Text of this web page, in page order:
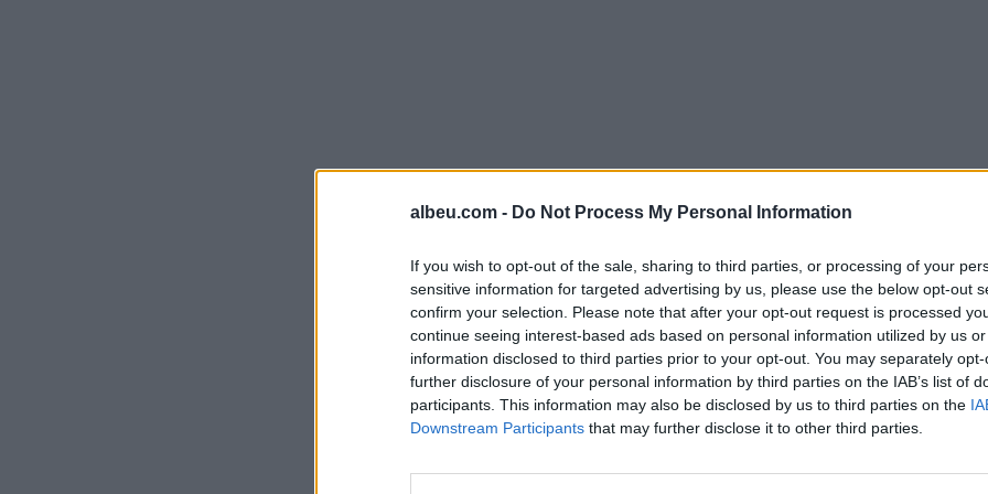
albeu.com - Do Not Process My Personal Information
If you wish to opt-out of the sale, sharing to third parties, or processing of your
sensitive information for targeted advertising by us, please use the below opt-out
confirm your selection. Please note that after your opt-out request is processed
continue seeing interest-based ads based on personal information utilized by us
information disclosed to third parties prior to your opt-out. You may separately
further disclosure of your personal information by third parties on the IAB’s list of
participants. This information may also be disclosed by us to third parties on the
Downstream Participants that may further disclose it to other third parties.